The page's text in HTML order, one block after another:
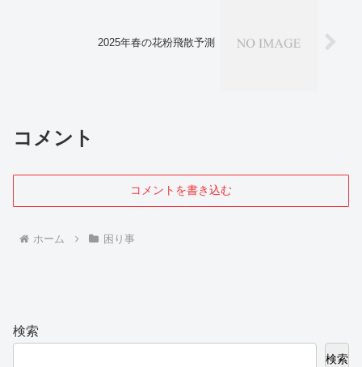
2025年春の花粉飛散予測
コメント
コメントを書き込む
ホーム 困り事
検索
検索